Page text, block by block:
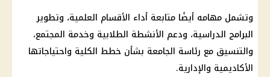
وتشمل مهامه أيضًا متابعة أداء الأقسام العلمية، وتطوير
البرامج الدراسية، ودعم الأنشطة الطلابية وخدمة المجتمع،
والتنسيق مع رئاسة الجامعة بشأن خطط الكلية واحتياجاتها
الأكاديمية والإدارية.